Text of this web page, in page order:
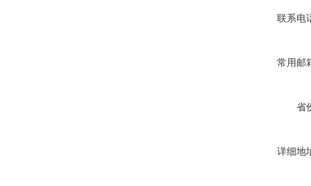
联系电
常用邮
省
详细地